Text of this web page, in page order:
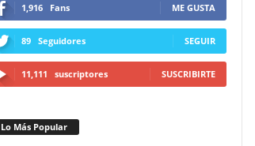
1,916 Fans ME GUSTA
89 Seguidores SEGUIR
11,111 suscriptores SUSCRIBIRTE
Lo Más Popular